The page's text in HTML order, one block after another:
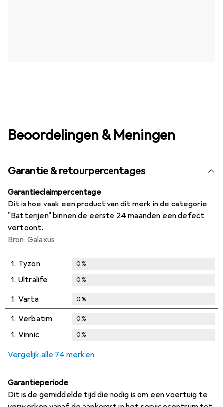
Beoordelingen & Meningen
Garantie & retourpercentages
Garantieclaimpercentage
Dit is hoe vaak een product van dit merk in de categorie
"Batterijen" binnen de eerste 24 maanden een defect
vertoont.
Bron: Galaxus
1. Tyzon 0%
1. Ultralife 0%
1. Varta 0%
1. Verbatim 0%
1. Vinnic 0%
Vergelijk alle 74 merken
Garantieperiode
Dit is de gemiddelde tijd die nodig is om een voertuig te